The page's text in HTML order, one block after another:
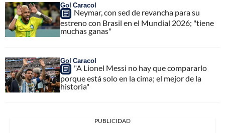
Gol Caracol
Neymar, con sed de revancha para su
estreno con Brasil en el Mundial 2026; "tiene
muchas ganas"
Gol Caracol
"A Lionel Messi no hay que compararlo
porque está solo en la cima; el mejor de la
historia"
PUBLICIDAD